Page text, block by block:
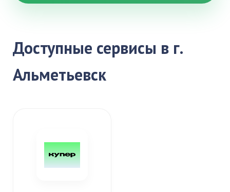
Доступные сервисы в г.
Альметьевск